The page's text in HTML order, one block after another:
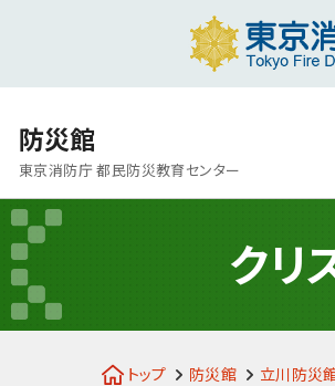
防災館
東京消防庁 都民防災教育センター
クリ
トップ 防災館 立川防災